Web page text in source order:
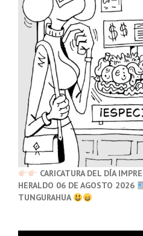
CARICATURA DEL DÍA
HERALDO 06 DE AGOSTO 2026
TUNGURAHUA